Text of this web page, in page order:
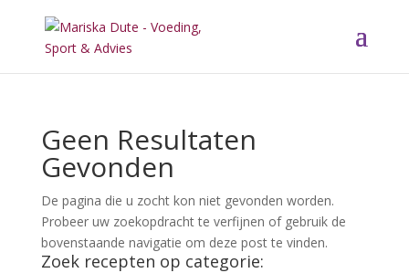
Geen Resultaten
Gevonden
De pagina die u zocht kon niet gevonden worden.
Probeer uw zoekopdracht te verfijnen of gebruik de
bovenstaande navigatie om deze post te vinden.
Zoek recepten op categorie: